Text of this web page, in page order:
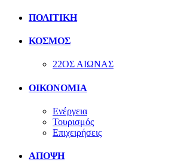
ΠΟΛΙΤΙΚΗ
ΚΟΣΜΟΣ
22ΟΣ ΑΙΩΝΑΣ
ΟΙΚΟΝΟΜΙΑ
Ενέργεια
Τουρισμός
Επιχειρήσεις
ΑΠΟΨΗ